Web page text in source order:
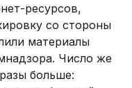
ресурсов,
со стороны
материалы
Число же
больше: